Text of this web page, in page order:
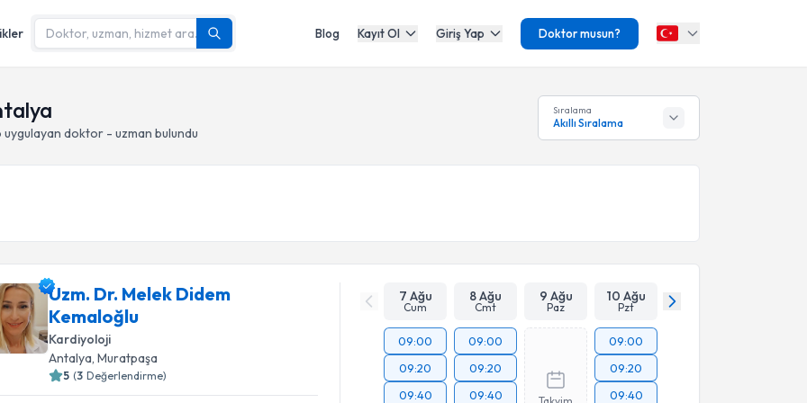
Blog Kayıt Ol Giriş Yap Doktor musun?
uygulayan doktor - uzman bulundu
Sıralama
Akıllı Sıralama
Uzm. Dr. Melek Didem
Kemaloğlu
Kardiyoloji
Antalya, Muratpaşa
5 (3 Değerlendirme)
7 Ağu
Cum
8 Ağu
Cmt
9 Ağu
Paz
10 Ağu
Pzt
09:00
09:20
09:40
09:00
09:20
09:40
09:00
09:20
09:40